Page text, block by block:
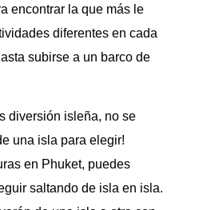
encontrar la que más le
diferentes en cada
subirse a un barco de
diversión isleña, no se
una isla para elegir!
en Phuket, puedes
saltando de isla en isla.